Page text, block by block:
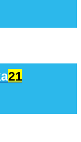
21